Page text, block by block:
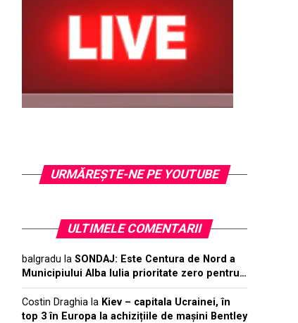
URMĂREŞTE-NE PE YOUTUBE
ULTIMELE COMENTARII
balgradu la SONDAJ: Este Centura de Nord a
Municipiului Alba Iulia prioritate zero pentru…
Costin Draghia la Kiev – capitala Ucrainei, în
top 3 în Europa la achizițiile de mașini Bentley